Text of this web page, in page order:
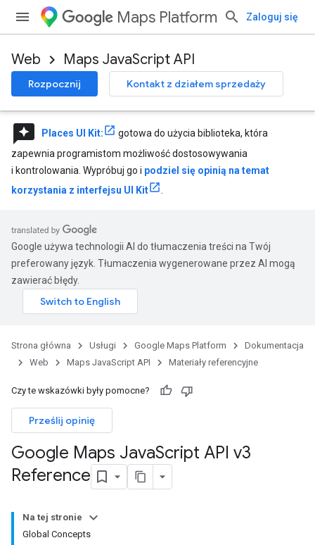
Maps Platform Zaloguj się
Web Maps JavaScript API
Rozpocznij Kontakt z działem sprzedaży
reviews Places UI Kit:
gotowa do użycia biblioteka, która
zapewnia programistom możliwość dostosowywania
i kontrolowania. Wypróbuj go i podziel się opinią na temat
korzystania z interfejsu UI Kit
.
Google używa technologii AI do tłumaczenia treści na Twój
preferowany język. Tłumaczenia wygenerowane przez AI mogą
zawierać błędy.
Strona główna Usługi Google Maps Platform
Dokumentacja
Web
Maps JavaScript API Materiały referencyjne
Czy te wskazówki były pomocne?
Prześlij opinię
Google Maps JavaScript API v3
Reference
Na tej stronie
Global Concepts